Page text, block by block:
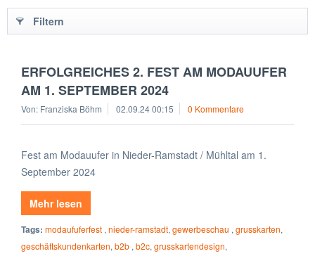
Filtern
ERFOLGREICHES 2. FEST AM MODAUUFER
AM 1. SEPTEMBER 2024
Von: Franziska Böhm 02.09.24 00:15 0 Kommentare
Fest am Modauufer in Nieder-Ramstadt / Mühltal am 1.
September 2024
Mehr lesen
Tags: modaufuferfest , nieder-ramstadt, gewerbeschau , grusskarten,
geschäftskundenkarten, b2b , b2c, grusskartendesign,